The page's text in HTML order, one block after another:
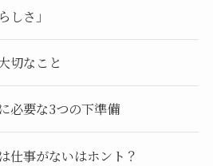
しさ」
切なこと
必要な3つの下準備
仕事がないはホント？